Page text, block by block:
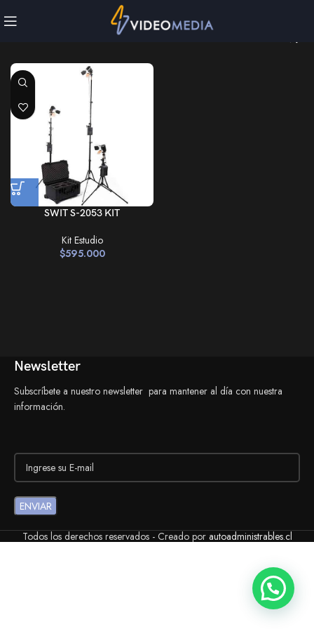
SWIT S-2053 KIT
Kit Estudio
$595.000
Newsletter
Subscríbete a nuestro newsletter para mantener al día con nuestra
información.
Todos los derechos reservados - Creado por autoadministrables.cl